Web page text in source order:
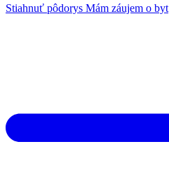
Stiahnuť pôdorys Mám záujem o byt